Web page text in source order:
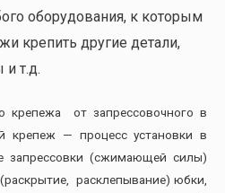
оборудования, к которым
крепить другие детали,
и т.д.
крепежа от запрессовочного в
крепеж — процесс установки в
запрессовки (сжимающей силы)
расклепывание) юбки,